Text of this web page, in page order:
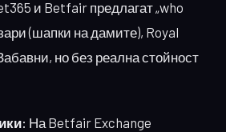
и Betfair предлагат „who
(шапки на дамите), Royal
но без реална стойност
На Betfair Exchange